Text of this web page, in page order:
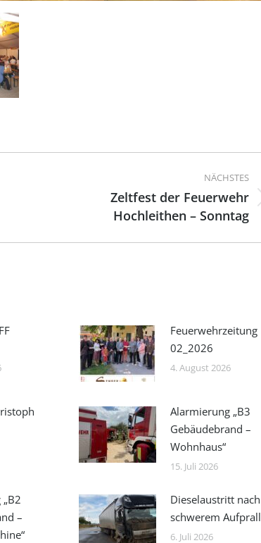
NÄCHSTES
Nächster
Beitrag:
Zeltfest der Feuerwehr
Hochleithen – Sonntag
Feuerwehrzeitung
02_2026
4. August 2026
Alarmierung „B3
Gebäudebrand –
Wohnhaus“
15. Juli 2026
–
Dieselaustritt nach
schwerem Aufprall
6. Juli 2026